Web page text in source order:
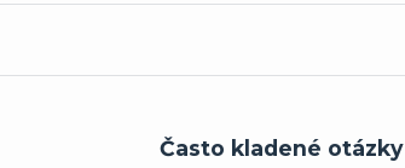
Často kladené otázky